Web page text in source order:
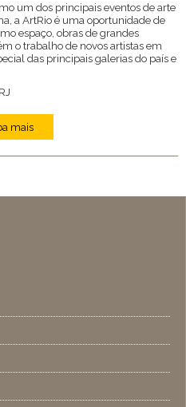
um dos principais eventos de arte
a ArtRio é uma oportunidade de
espaço, obras de grandes
o trabalho de novos artistas em
das principais galerias do país e
RJ
mais